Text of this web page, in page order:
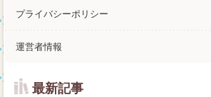
プライバシーポリシー
運営者情報
最新記事